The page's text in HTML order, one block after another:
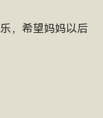
，希望妈妈以后